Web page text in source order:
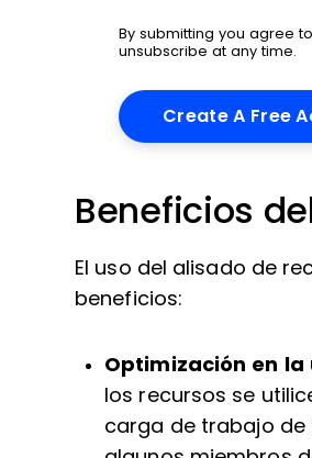
By submitting you agree
unsubscribe at any time.
Beneficios
El uso del alisado de
beneficios:
Optimización en la
los recursos se
carga de trabajo de